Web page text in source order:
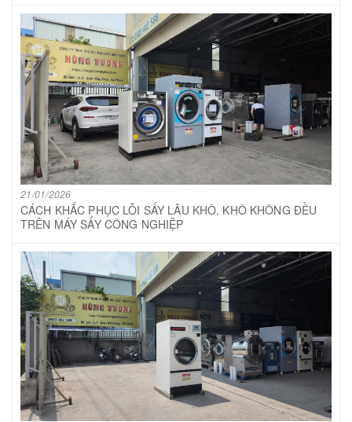
21/01/2026
CÁCH KHẮC PHỤC LỖI SẤY LÂU KHÔ, KHÔ KHÔNG ĐỀU
TRÊN MÁY SẤY CÔNG NGHIỆP